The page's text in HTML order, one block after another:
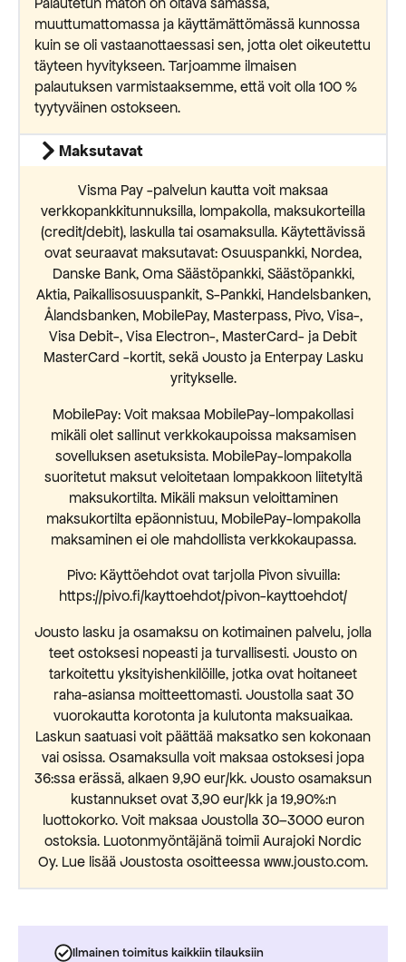
muuttumattomassa ja käyttämättömässä kunnossa
kuin se oli vastaanottaessasi sen, jotta olet oikeutettu
täyteen hyvitykseen. Tarjoamme ilmaisen
palautuksen varmistaaksemme, että voit olla 100 %
tyytyväinen ostokseen.
Maksutavat
Visma Pay -palvelun kautta voit maksaa
verkkopankkitunnuksilla, lompakolla, maksukorteilla
(credit/debit), laskulla tai osamaksulla. Käytettävissä
ovat seuraavat maksutavat: Osuuspankki, Nordea,
Danske Bank, Oma Säästöpankki, Säästöpankki,
Aktia, Paikallisosuuspankit, S-Pankki, Handelsbanken,
Ålandsbanken, MobilePay, Masterpass, Pivo, Visa-,
Visa Debit-, Visa Electron-, MasterCard- ja Debit
MasterCard -kortit, sekä Jousto ja Enterpay Lasku
yritykselle.
MobilePay: Voit maksaa MobilePay-lompakollasi
mikäli olet sallinut verkkokaupoissa maksamisen
sovelluksen asetuksista. MobilePay-lompakolla
suoritetut maksut veloitetaan lompakkoon liitetyltä
maksukortilta. Mikäli maksun veloittaminen
maksukortilta epäonnistuu, MobilePay-lompakolla
maksaminen ei ole mahdollista verkkokaupassa.
Pivo: Käyttöehdot ovat tarjolla Pivon sivuilla:
https://pivo.fi/kayttoehdot/pivon-kayttoehdot/
Jousto lasku ja osamaksu on kotimainen palvelu, jolla
teet ostoksesi nopeasti ja turvallisesti. Jousto on
tarkoitettu yksityishenkilöille, jotka ovat hoitaneet
raha-asiansa moitteettomasti. Joustolla saat 30
vuorokautta korotonta ja kulutonta maksuaikaa.
Laskun saatuasi voit päättää maksatko sen kokonaan
vai osissa. Osamaksulla voit maksaa ostoksesi jopa
36:ssa erässä, alkaen 9,90 eur/kk. Jousto osamaksun
kustannukset ovat 3,90 eur/kk ja 19,90%:n
luottokorko. Voit maksaa Joustolla 30–3000 euron
ostoksia. Luotonmyöntäjänä toimii Aurajoki Nordic
Oy. Lue lisää Joustosta osoitteessa www.jousto.com.
Ilmainen toimitus kaikkiin tilauksiin